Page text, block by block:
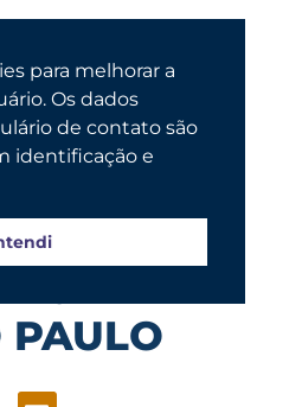
PAULO
para melhorar a
Os dados
de contato são
identificação e